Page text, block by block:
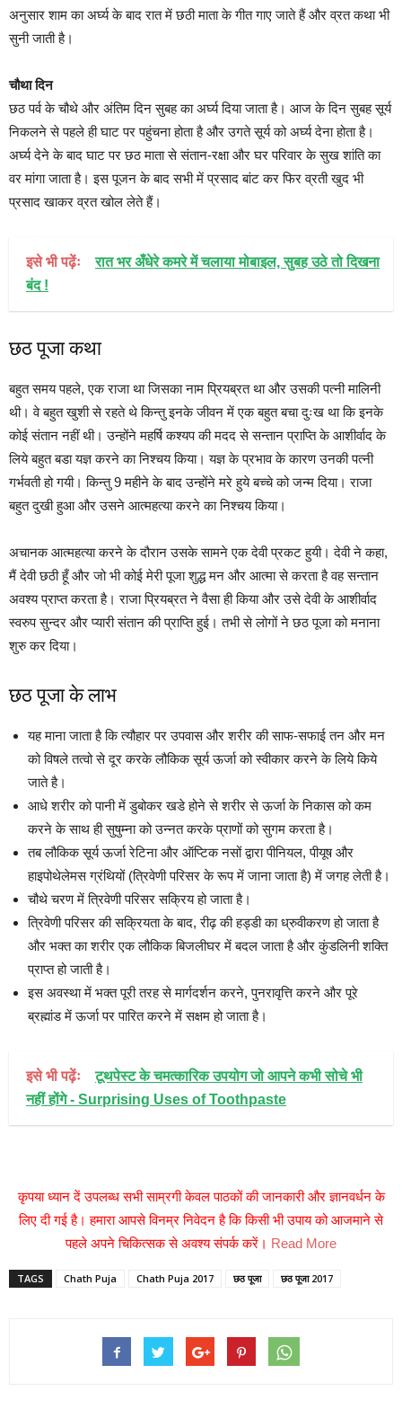
अनुसार शाम का अर्घ्य के बाद रात में छठी माता के गीत गाए जाते हैं और व्रत कथा भी
सुनी जाती है।
चौथा दिन
छठ पर्व के चौथे और अंतिम दिन सुबह का अर्घ्य दिया जाता है। आज के दिन सुबह सूर्य
निकलने से पहले ही घाट पर पहुंचना होता है और उगते सूर्य को अर्घ्य देना होता है।
अर्घ्य देने के बाद घाट पर छठ माता से संतान-रक्षा और घर परिवार के सुख शांति का
वर मांगा जाता है। इस पूजन के बाद सभी में प्रसाद बांट कर फिर व्रती खुद भी
प्रसाद खाकर व्रत खोल लेते हैं।
इसे भी पढ़ेंः
रात भर अँधेरे कमरे में चलाया मोबाइल, सुबह उठे तो दिखना
बंद !
छठ पूजा कथा
बहुत समय पहले, एक राजा था जिसका नाम प्रियब्रत था और उसकी पत्नी मालिनी
थी। वे बहुत खुशी से रहते थे किन्तु इनके जीवन में एक बहुत बचा दुःख था कि इनके
कोई संतान नहीं थी। उन्होंने महर्षि कश्यप की मदद से सन्तान प्राप्ति के आशीर्वाद के
लिये बहुत बडा यज्ञ करने का निश्चय किया। यज्ञ के प्रभाव के कारण उनकी पत्नी
गर्भवती हो गयी। किन्तु 9 महीने के बाद उन्होंने मरे हुये बच्चे को जन्म दिया। राजा
बहुत दुखी हुआ और उसने आत्महत्या करने का निश्चय किया।
अचानक आत्महत्या करने के दौरान उसके सामने एक देवी प्रकट हुयी। देवी ने कहा,
मैं देवी छठी हूँ और जो भी कोई मेरी पूजा शुद्ध मन और आत्मा से करता है वह सन्तान
अवश्य प्राप्त करता है। राजा प्रियब्रत ने वैसा ही किया और उसे देवी के आशीर्वाद
स्वरुप सुन्दर और प्यारी संतान की प्राप्ति हुई। तभी से लोगों ने छठ पूजा को मनाना
शुरु कर दिया।
छठ पूजा के लाभ
यह माना जाता है कि त्यौहार पर उपवास और शरीर की साफ-सफाई तन और मन
को विषले तत्वो से दूर करके लौकिक सूर्य ऊर्जा को स्वीकार करने के लिये किये
जाते है।
आधे शरीर को पानी में डुबोकर खडे होने से शरीर से ऊर्जा के निकास को कम
करने के साथ ही सुषुम्ना को उन्नत करके प्राणों को सुगम करता है।
तब लौकिक सूर्य ऊर्जा रेटिना और ऑप्टिक नसों द्वारा पीनियल, पीयूष और
हाइपोथेलेमस ग्रंथियों (त्रिवेणी परिसर के रूप में जाना जाता है) में जगह लेती है।
चौथे चरण में त्रिवेणी परिसर सक्रिय हो जाता है।
त्रिवेणी परिसर की सक्रियता के बाद, रीढ़ की हड्डी का ध्रुवीकरण हो जाता है
और भक्त का शरीर एक लौकिक बिजलीघर में बदल जाता है और कुंडलिनी शक्ति
प्राप्त हो जाती है।
इस अवस्था में भक्त पूरी तरह से मार्गदर्शन करने, पुनरावृत्ति करने और पूरे
ब्रह्मांड में ऊर्जा पर पारित करने में सक्षम हो जाता है।
इसे भी पढ़ेंः
टूथपेस्ट के चमत्कारिक उपयोग जो आपने कभी सोचे भी
नहीं होंगे - Surprising Uses of Toothpaste
कृपया ध्यान दें उपलब्ध सभी साम्रगी केवल पाठकों की जानकारी और ज्ञानवर्धन के
लिए दी गई है। हमारा आपसे विनम्र निवेदन है कि किसी भी उपाय को आजमाने से
पहले अपने चिकित्सक से अवश्य संपर्क करें। Read More
TAGS Chath Puja Chath Puja 2017 छठ पूजा छठ पूजा 2017